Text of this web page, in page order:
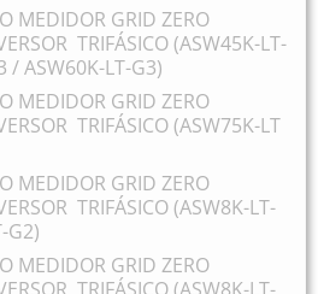
MEDIDOR GRID ZERO
TRIFÁSICO (ASW45K-LT-
/ ASW60K-LT-G3)
MEDIDOR GRID ZERO
TRIFÁSICO (ASW75K-LT
MEDIDOR GRID ZERO
TRIFÁSICO (ASW8K-LT-
G2)
MEDIDOR GRID ZERO